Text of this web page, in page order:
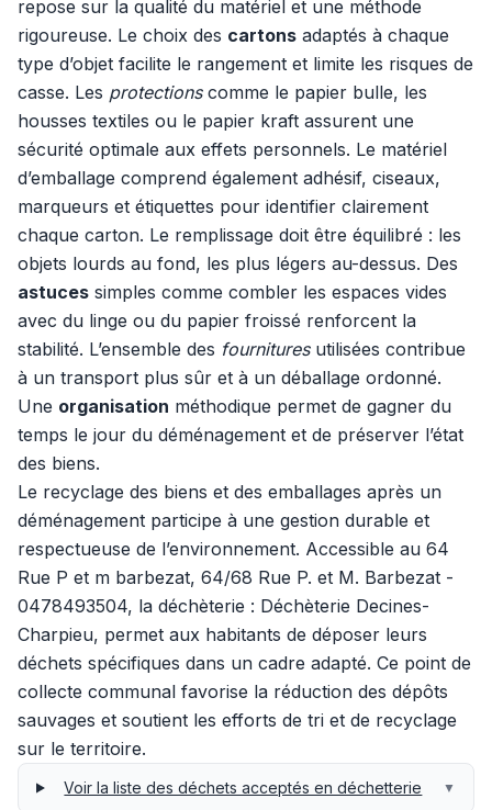
repose sur la qualité du matériel et une méthode
rigoureuse. Le choix des cartons adaptés à chaque
type d’objet facilite le rangement et limite les risques de
casse. Les protectionscomme le papier bulle, les
housses textiles ou le papier kraft assurent une
sécurité optimale aux effets personnels. Le matériel
d’emballage comprend également adhésif, ciseaux,
marqueurs et étiquettes pour identifier clairement
chaque carton. Le remplissage doit être équilibré : les
objets lourds au fond, les plus légers au-dessus. Des
astuces simples comme combler les espaces vides
avec du linge ou du papier froissé renforcent la
stabilité. L’ensemble des fournituresutilisées contribue
à un transport plus sûr et à un déballage ordonné.
Une organisation méthodique permet de gagner du
temps le jour du déménagement et de préserver l’état
des biens.
Le recyclage des biens et des emballages après un
déménagement participe à une gestion durable et
respectueuse de l’environnement. Accessible au 64
Rue P et m barbezat, 64/68 Rue P. et M. Barbezat -
0478493504, la déchèterie : Déchèterie Decines-
Charpieu, permet aux habitants de déposer leurs
déchets spécifiques dans un cadre adapté. Ce point de
collecte communal favorise la réduction des dépôts
sauvages et soutient les efforts de tri et de recyclage
sur le territoire.
Voir la liste des déchets acceptés en déchetterie ▼